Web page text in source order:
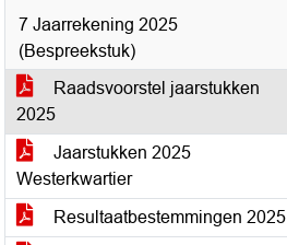
7 Jaarrekening 2025
(Bespreekstuk)
Raadsvoorstel jaarstukken
2025
Jaarstukken 2025
Westerkwartier
Resultaatbestemmingen 2025